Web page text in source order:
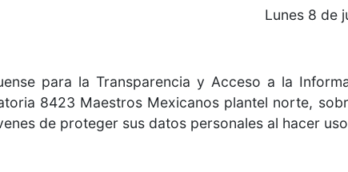
Lunes 8 de
para la Transparencia y Acceso a la
8423 Maestros Mexicanos plantel norte,
de proteger sus datos personales al hacer